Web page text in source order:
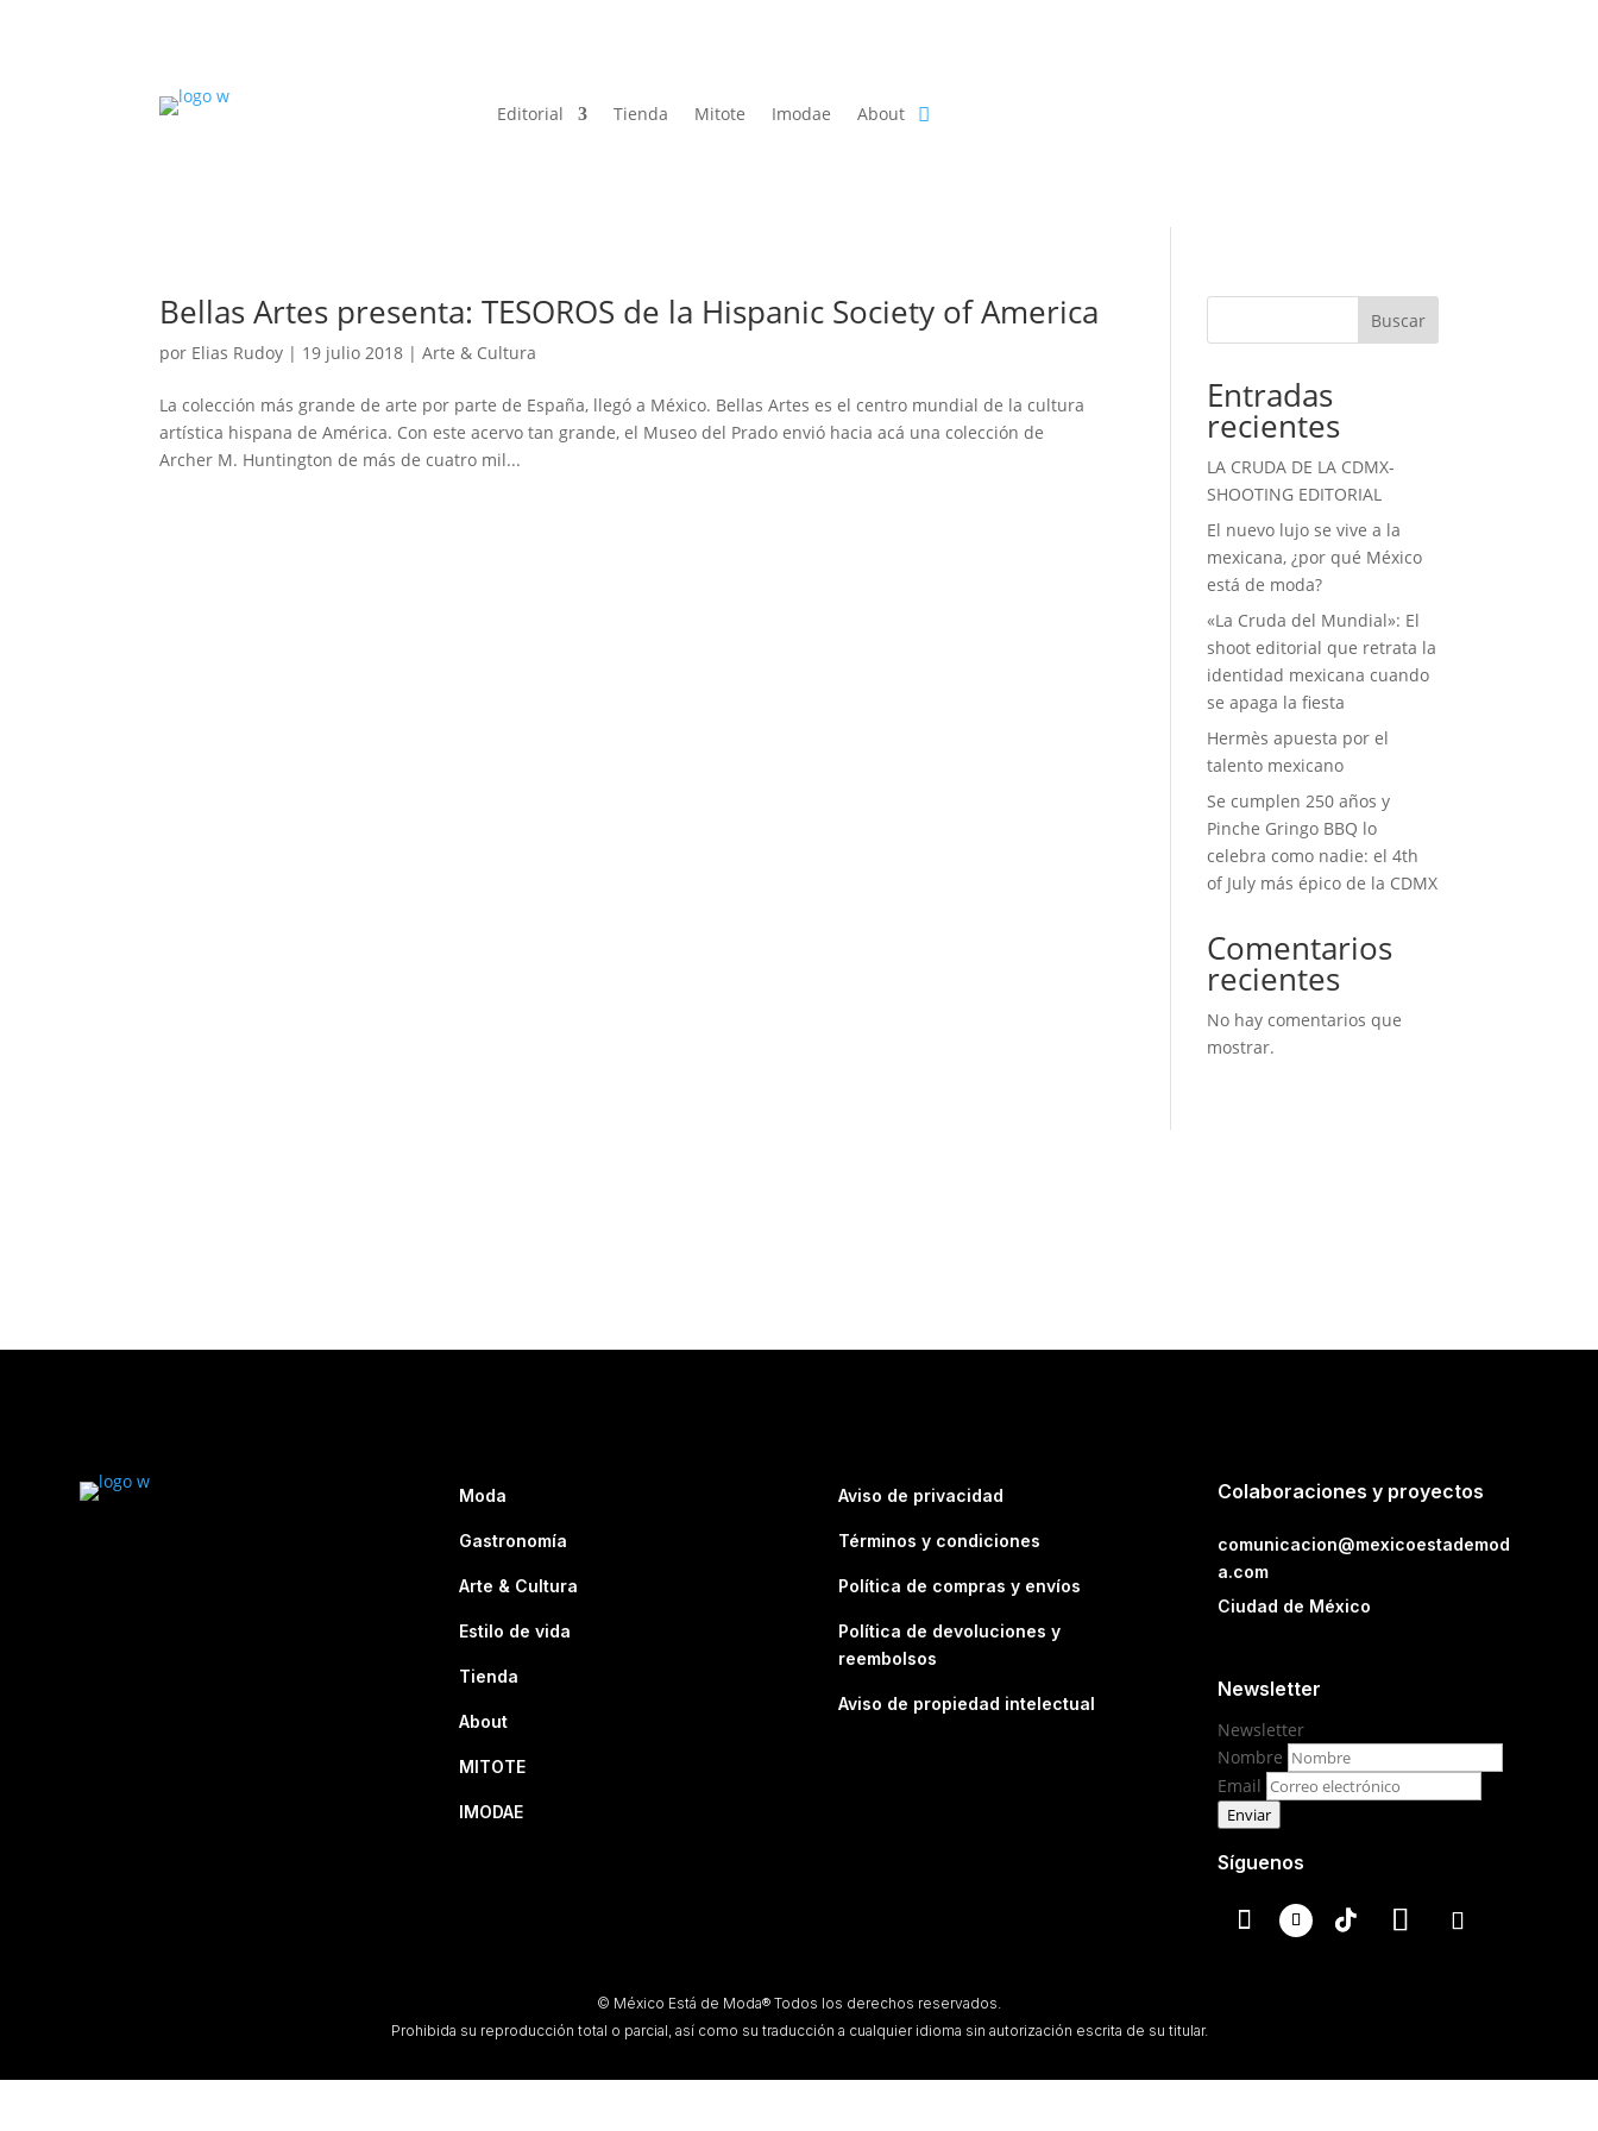
Editorial Tienda Mitote Imodae About
Bellas Artes presenta: TESOROS de la Hispanic Society of America
por Elias Rudoy | 19 julio 2018 |Arte & Cultura
La colección más grande de arte por parte de España, llegó a México. Bellas Artes es el centro mundial de la cultura
artística hispana de América. Con este acervo tan grande, el Museo del Prado envió hacia acá una colección de
Archer M. Huntington de más de cuatro mil...
Buscar
Entradas
recientes
LA CRUDA DE LA CDMX-
SHOOTING EDITORIAL
El nuevo lujo se vive a la
mexicana, ¿por qué México
está de moda?
«La Cruda del Mundial»: El
shoot editorial que retrata la
identidad mexicana cuando
se apaga la fiesta
Hermès apuesta por el
talento mexicano
Se cumplen 250 años y
Pinche Gringo BBQ lo
celebra como nadie: el 4th
of July más épico de la CDMX
Comentarios
recientes
No hay comentarios que
mostrar.
Moda
Gastronomía
Arte & Cultura
Estilo de vida
Tienda
About
MITOTE
IMODAE
Aviso de privacidad
Términos y condiciones
Política de compras y envíos
Política de devoluciones y
reembolsos
Aviso de propiedad intelectual
Colaboraciones y proyectos
comunicacion@mexicoestademod
a.com
Ciudad de México
Newsletter
Newsletter
Nombre
Email
Enviar
Síguenos
© México Está de Moda® Todos los derechos reservados.
Prohibida su reproducción total o parcial, así como su traducción a cualquier idioma sin autorización escrita de su titular.